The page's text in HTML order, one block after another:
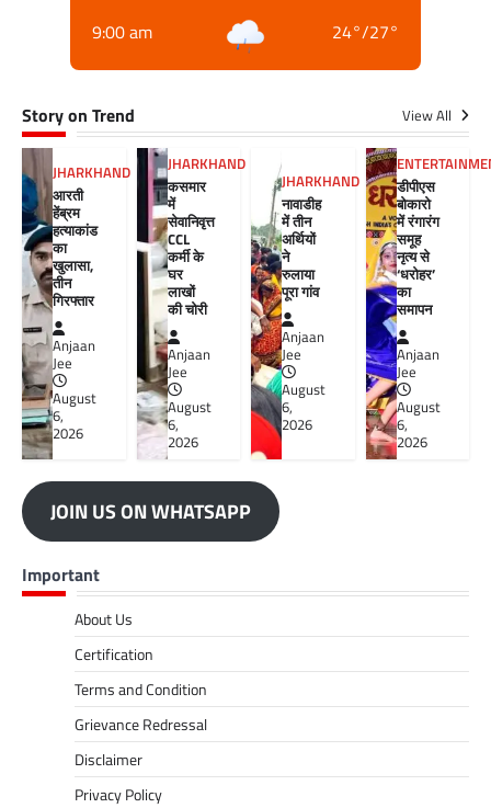
9:00 am 24°/27°
Story on Trend View All
JHARKHAND
आरती
हेंब्रम
हत्याकांड
का
खुलासा,
तीन
गिरफ्तार
Anjaan
Jee
August
6,
2026
JHARKHAND
कसमार
में
सेवानिवृत्त
CCL
कर्मी के
घर
लाखों
की चोरी
Anjaan
Jee
August
6,
2026
JHARKHAND
नावाडीह
में तीन
अर्थियों
ने
रुलाया
पूरा गांव
Anjaan
Jee
August
6,
2026
डीपीएस
बोकारो
में रंगारंग
समूह
नृत्य से
‘धरोहर’
का
समापन
Anjaan
Jee
August
6,
2026
JOIN US ON WHATSAPP
Important
About Us
Certification
Terms and Condition
Grievance Redressal
Disclaimer
Privacy Policy